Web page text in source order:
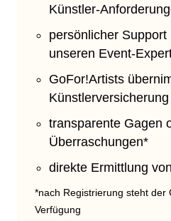
Künstler-
persönlicher Support
unseren Event-
GoFor!Artists
transparente Gagen
Überraschungen*
direkte Ermittlung
*nach Registrierung steht der
Verfügung